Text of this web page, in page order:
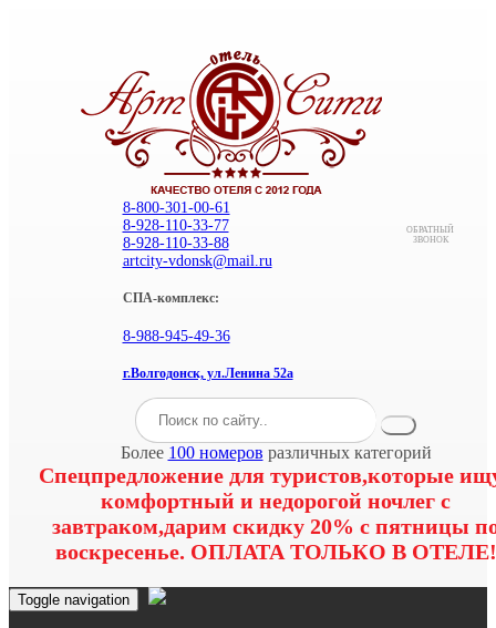
8-800-301-00-61
8-928-110-33-77
8-928-110-33-88
artcity-vdonsk@mail.ru
СПА-комплекс:
8-988-945-49-36
г.Волгодонск, ул.Ленина 52а
ОБРАТНЫЙ
ЗВОНОК
Более 100 номеров различных категорий
Спецпредложение для туристов,которые
комфортный и недорогой ночлег с
завтраком,дарим скидку 20% с пятницы
воскресенье. ОПЛАТА ТОЛЬКО В ОТЕЛЕ!
Toggle navigation